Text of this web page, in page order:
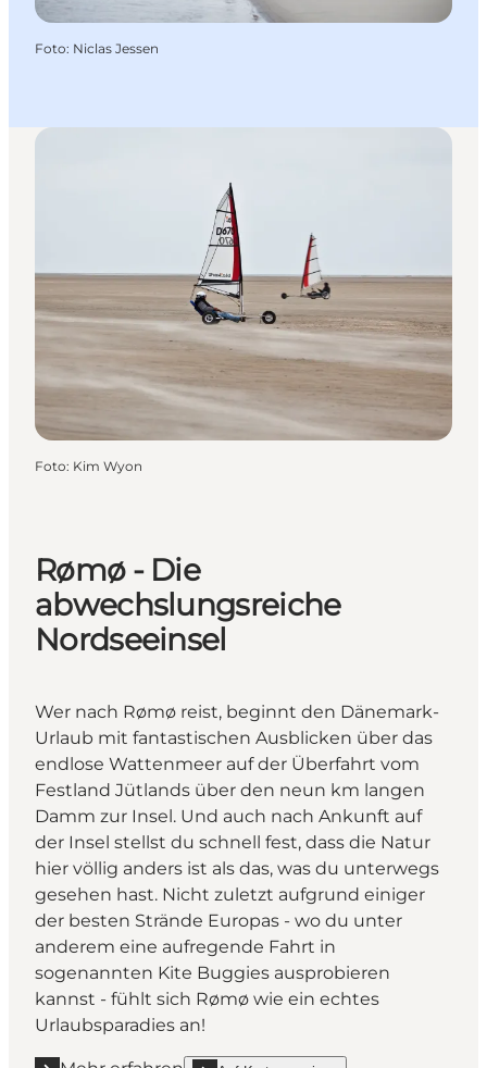
Foto: Niclas Jessen
Foto: Kim Wyon
Rømø - Die
abwechslungsreiche
Nordseeinsel
Wer nach Rømø reist, beginnt den Dänemark-
Urlaub mit fantastischen Ausblicken über das
endlose Wattenmeer auf der Überfahrt vom
Festland Jütlands über den neun km langen
Damm zur Insel. Und auch nach Ankunft auf
der Insel stellst du schnell fest, dass die Natur
hier völlig anders ist als das, was du unterwegs
gesehen hast. Nicht zuletzt aufgrund einiger
der besten Strände Europas - wo du unter
anderem eine aufregende Fahrt in
sogenannten Kite Buggies ausprobieren
kannst - fühlt sich Rømø wie ein echtes
Urlaubsparadies an!